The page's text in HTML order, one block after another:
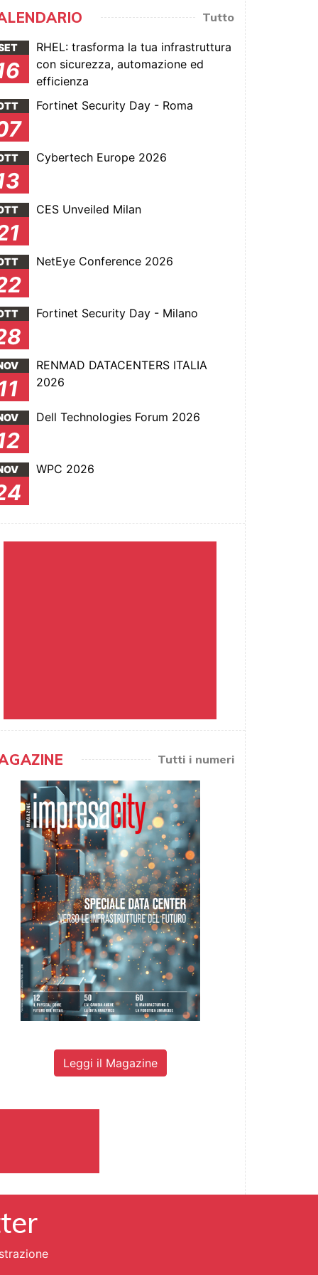
Tutto
RHEL: trasforma la tua infrastruttura
con sicurezza, automazione ed
efficienza
Fortinet Security Day - Roma
Cybertech Europe 2026
CES Unveiled Milan
NetEye Conference 2026
Fortinet Security Day - Milano
RENMAD DATACENTERS ITALIA
2026
Dell Technologies Forum 2026
WPC 2026
Tutti i numeri
Leggi il Magazine